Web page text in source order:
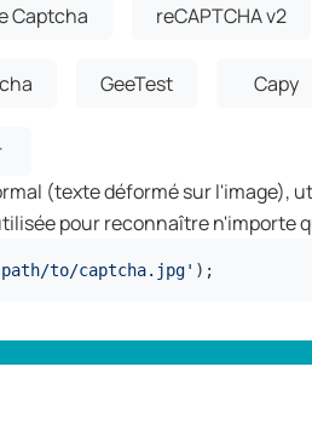
Captcha reCAPTCHA v2
GeeTest Capy
(texte déformé sur l'image),
pour reconnaître n'importe
to/captcha.jpg' );